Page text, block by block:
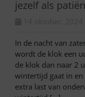
jezelf als
In de nacht van
wordt de klok een
de klok dan naar 2
wintertijd gaat in en
extra last van